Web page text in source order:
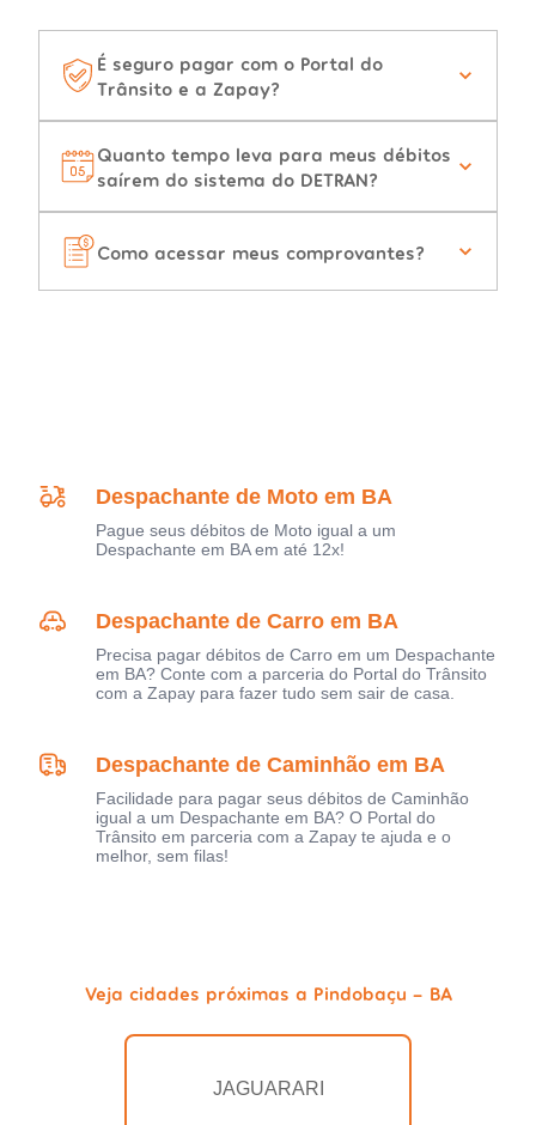
É seguro pagar com o Portal do
Trânsito e a Zapay?
Quanto tempo leva para meus débitos
saírem do sistema do DETRAN?
Como acessar meus comprovantes?
Despachante de Moto em BA
Pague seus débitos de Moto igual a um
Despachante em BA em até 12x!
Despachante de Carro em BA
Precisa pagar débitos de Carro em um Despachante
em BA? Conte com a parceria do Portal do Trânsito
com a Zapay para fazer tudo sem sair de casa.
Despachante de Caminhão em BA
Facilidade para pagar seus débitos de Caminhão
igual a um Despachante em BA? O Portal do
Trânsito em parceria com a Zapay te ajuda e o
melhor, sem filas!
Veja cidades próximas a Pindobaçu - BA
JAGUARARI